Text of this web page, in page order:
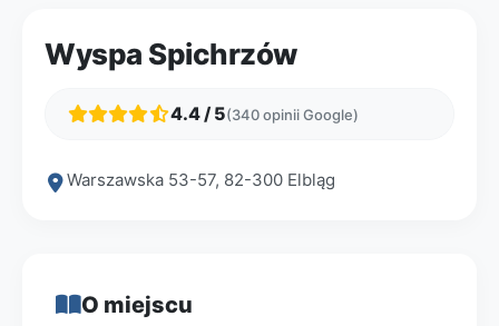
Wyspa Spichrzów
4.4 / 5(340 opinii Google)
Warszawska 53-57, 82-300 Elbląg
O miejscu